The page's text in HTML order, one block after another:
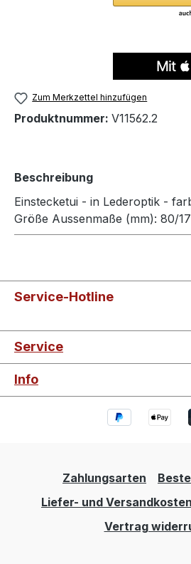
Zum Merkzettel hinzufügen
Produktnummer: V11562.2
Beschreibung
Einstecketui - in Lederoptik -
Größe Aussenmaße (mm): 80/
Service-Hotline
Service
Info
Zahlungsarten
Liefer- und Versandkosten
Vertrag